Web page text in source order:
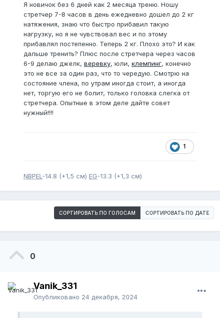
Я новичок без 6 дней как 2 месяца треню. Ношу
стретчер 7-8 часов в день ежедневно дошел до 2 кг
натяжения, знаю что быстро прибавил такую
нагрузку, но я не чувствовал вес и по этому
прибавлял постепенно. Теперь 2 кг. Плохо это? И как
дальше тренить? Плюс после стретчера через часов
6-9 делаю джелк, веревку, юли, клемпинг, конечно
это не все за один раз, что то чередую. Смотрю на
состояние члена, по утрам иногда стоит, а иногда
нет, торгую его не болит, только головка слегка от
стретчера. Опытные в этом деле дайте совет
нужный!!!!
1
NBPEL -14.8 (+1,5 см) EG-13.3 (+1,3 см)
СОРТИРОВАТЬ ПО ГОЛОСАМ СОРТИРОВАТЬ ПО ДАТЕ
0
Vanik_331
Опубликовано 24 декабря, 2024